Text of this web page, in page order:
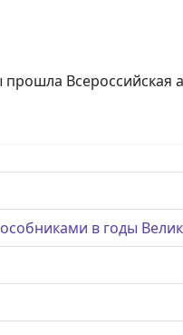
Всероссийская
в годы